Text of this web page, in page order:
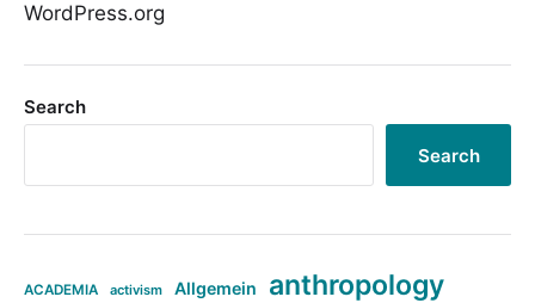
WordPress.org
Search
Search
ACADEMIA activism Allgemein anthropology